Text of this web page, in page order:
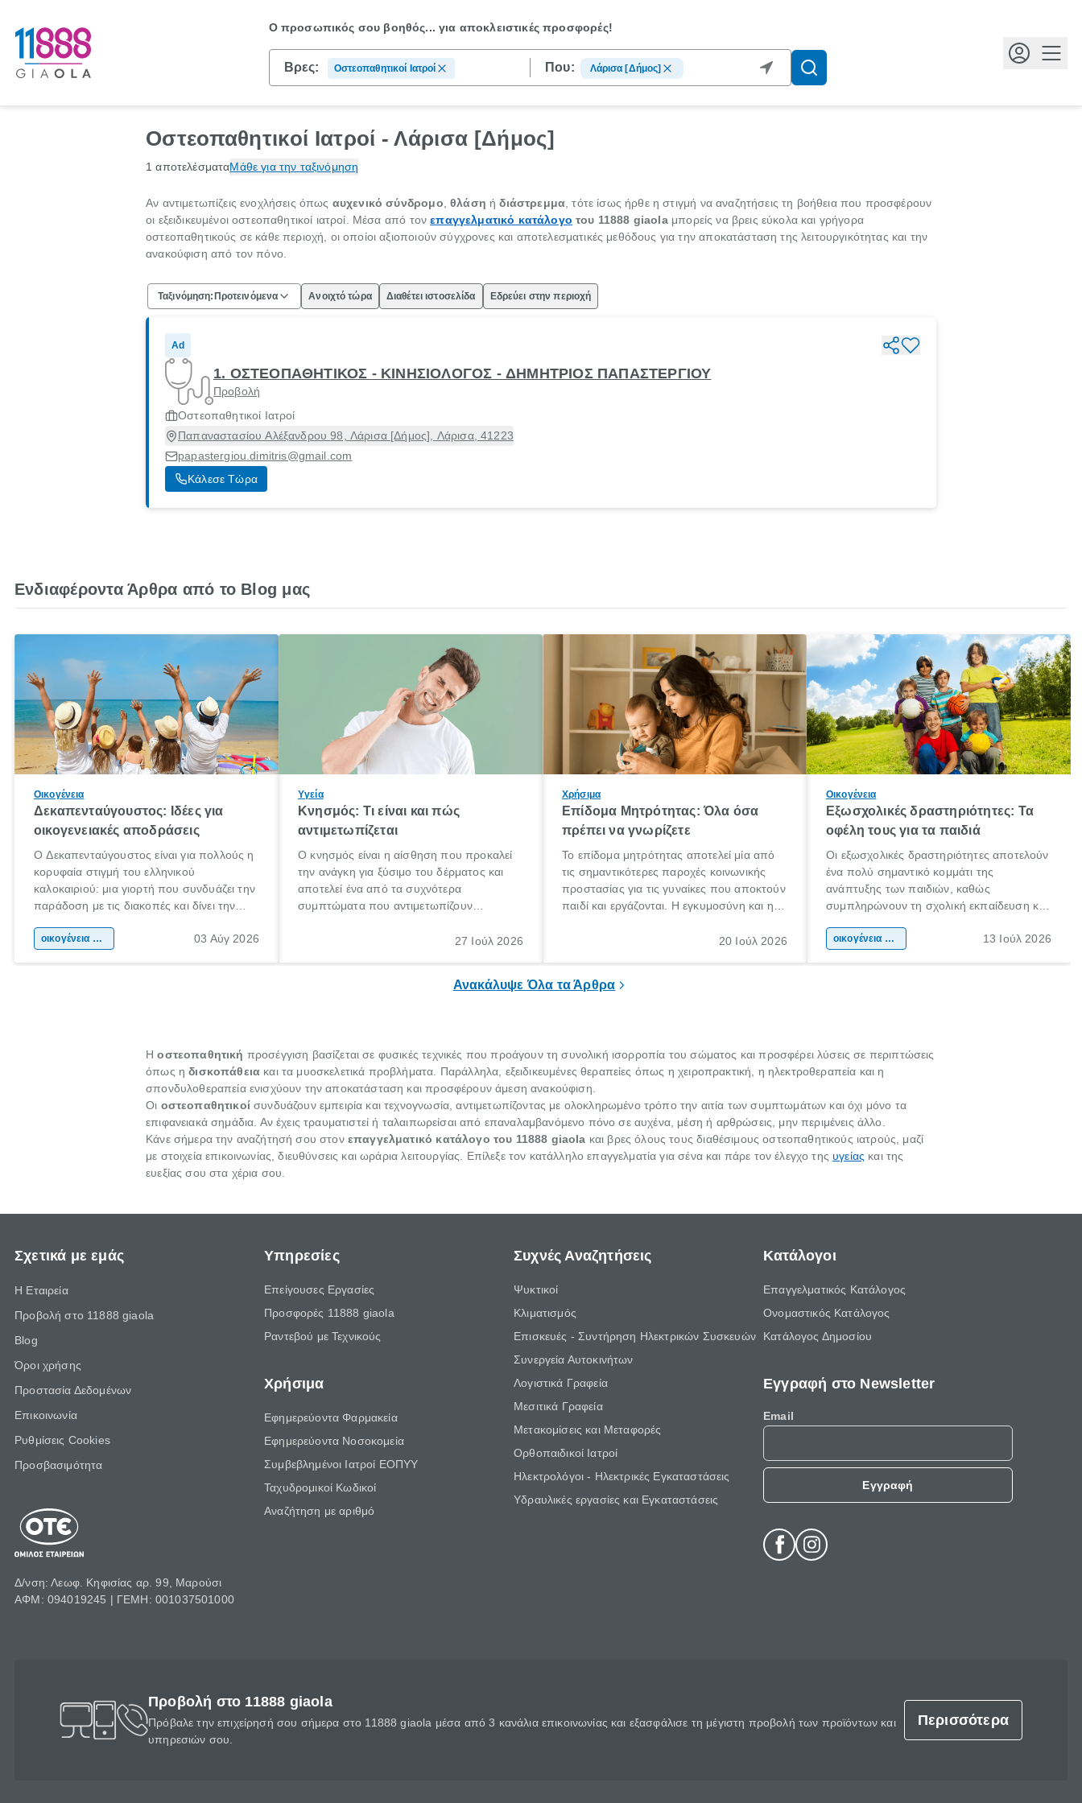
Ο προσωπικός σου βοηθός...για αποκλειστικές προσφορές!
Βρες: Οστεοπαθητικοί Ιατροί Που: Λάρισα [Δήμος]
Οστεοπαθητικοί Ιατροί - Λάρισα [Δήμος]
1 αποτελέσματαΜάθε για την ταξινόμηση
Αν αντιμετωπίζεις ενοχλήσεις όπως αυχενικό σύνδρομο ,θλάση ήδιάστρεμμα , τότε ίσως ήρθε η στιγμή να αναζητήσεις τη βοήθεια που προσφέρουν
οι εξειδικευμένοι οστεοπαθητικοί ιατροί. Μέσα από τονεπαγγελματικό κατάλογο του 11888 giaolaμπορείς να βρεις εύκολα και γρήγορα
οστεοπαθητικούς σε κάθε περιοχή, οι οποίοι αξιοποιούν σύγχρονες και αποτελεσματικές μεθόδους για την αποκατάσταση της λειτουργικότητας και την
ανακούφιση από τον πόνο.
Ταξινόμηση: Προτεινόμενα Ανοιχτό τώρα Διαθέτει ιστοσελίδα Εδρεύει στην περιοχή
Ad
1. ΟΣΤΕΟΠΑΘΗΤΙΚΟΣ - ΚΙΝΗΣΙΟΛΟΓΟΣ - ΔΗΜΗΤΡΙΟΣ ΠΑΠΑΣΤΕΡΓΙΟΥ
Προβολή
Οστεοπαθητικοί Ιατροί
Παπαναστασίου Αλέξανδρου 98, Λάρισα [Δήμος], Λάρισα, 41223
papastergiou.dimitris@gmail.com
Κάλεσε Τώρα
Ενδιαφέροντα Άρθρα από το Blog μας
Οικογένεια
Δεκαπενταύγουστος: Ιδέες για
οικογενειακές αποδράσεις
Ο Δεκαπενταύγουστος είναι για πολλούς η
κορυφαία στιγμή του ελληνικού
καλοκαιριού: μια γιορτή που συνδυάζει την
παράδοση με τις διακοπές και δίνει την
χώρας. Είτε πρόκειται για λίγες μέρες
οικογένεια & παιδί 03 Αύγ 2026
Υγεία
Κνησμός: Τι είναι και πώς
αντιμετωπίζεται
Ο κνησμός είναι η αίσθηση που προκαλεί
την ανάγκη για ξύσιμο του δέρματος και
αποτελεί ένα από τα συχνότερα
συμπτώματα που αντιμετωπίζουν
πληροφορίες για το «κνησμός τι είναι»,
27 Ιούλ 2026
Χρήσιμα
Επίδομα Μητρότητας: Όλα όσα
πρέπει να γνωρίζετε
Το επίδομα μητρότητας αποτελεί μία από
τις σημαντικότερες παροχές κοινωνικής
προστασίας για τις γυναίκες που αποκτούν
παιδί και εργάζονται. Η εγκυμοσύνη και η
σημαντική περίοδος στη ζωή κάθε20 Ιούλ 2026
Οικογένεια
Εξωσχολικές δραστηριότητες: Τα
οφέλη τους για τα παιδιά
Οι εξωσχολικές δραστηριότητες αποτελούν
ένα πολύ σημαντικό κομμάτι της
ανάπτυξης των παιδιών, καθώς
συμπληρώνουν τη σχολική εκπαίδευση και
της προσωπικότητας, της κοινωνικότητας
οικογένεια & παιδί 13 Ιούλ 2026
Ανακάλυψε Όλα τα Άρθρα
Ηοστεοπαθητική προσέγγιση βασίζεται σε φυσικές τεχνικές που προάγουν τη συνολική ισορροπία του σώματος και προσφέρει λύσεις σε περιπτώσεις
όπως ηδισκοπάθεια και τα μυοσκελετικά προβλήματα. Παράλληλα, εξειδικευμένες θεραπείες όπως η χειροπρακτική, η ηλεκτροθεραπεία και η
σπονδυλοθεραπεία ενισχύουν την αποκατάσταση και προσφέρουν άμεση ανακούφιση.
Οι οστεοπαθητικοίσυνδυάζουν εμπειρία και τεχνογνωσία, αντιμετωπίζοντας με ολοκληρωμένο τρόπο την αιτία των συμπτωμάτων και όχι μόνο τα
επιφανειακά σημάδια. Αν έχεις τραυματιστεί ή ταλαιπωρείσαι από επαναλαμβανόμενο πόνο σε αυχένα, μέση ή αρθρώσεις, μην περιμένεις άλλο.
Κάνε σήμερα την αναζήτησή σου στον επαγγελματικό κατάλογο του 11888 giaola και βρες όλους τους διαθέσιμους οστεοπαθητικούς ιατρούς, μαζί
με στοιχεία επικοινωνίας, διευθύνσεις και ωράρια λειτουργίας. Επίλεξε τον κατάλληλο επαγγελματία για σένα και πάρε τον έλεγχο τηςυγείας και της
ευεξίας σου στα χέρια σου.
Σχετικά με εμάς
Η Εταιρεία
Προβολή στο 11888 giaola
Blog
Όροι χρήσης
Προστασία Δεδομένων
Επικοινωνία
Ρυθμίσεις Cookies
Προσβασιμότητα
Δ/νση: Λεωφ. Κηφισίας αρ. 99, Μαρούσι
ΑΦΜ: 094019245 | ΓΕΜΗ: 001037501000
Υπηρεσίες
Επείγουσες Εργασίες
Προσφορές 11888 giaola
Ραντεβού με Τεχνικούς
Χρήσιμα
Εφημερεύοντα Φαρμακεία
Εφημερεύοντα Νοσοκομεία
Συμβεβλημένοι Ιατροί ΕΟΠΥΥ
Ταχυδρομικοί Κωδικοί
Αναζήτηση με αριθμό
Συχνές Αναζητήσεις
Ψυκτικοί
Κλιματισμός
Επισκευές - Συντήρηση Ηλεκτρικών Συσκευών
Συνεργεία Αυτοκινήτων
Λογιστικά Γραφεία
Μεσιτικά Γραφεία
Μετακομίσεις και Μεταφορές
Ορθοπαιδικοί Ιατροί
Ηλεκτρολόγοι - Ηλεκτρικές Εγκαταστάσεις
Υδραυλικές εργασίες και Εγκαταστάσεις
Κατάλογοι
Επαγγελματικός Κατάλογος
Ονομαστικός Κατάλογος
Κατάλογος Δημοσίου
Εγγραφή στο Newsletter
Email
Εγγραφή
Προβολή στο 11888 giaola
Πρόβαλε την επιχείρησή σου σήμερα στο 11888 giaola μέσα από 3 κανάλια επικοινωνίας και εξασφάλισε τη μέγιστη προβολή των προϊόντων και
υπηρεσιών σου.
Περισσότερα